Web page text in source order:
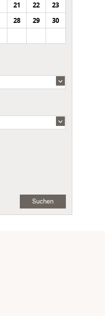
21 22
23
28 29
30
Suchen